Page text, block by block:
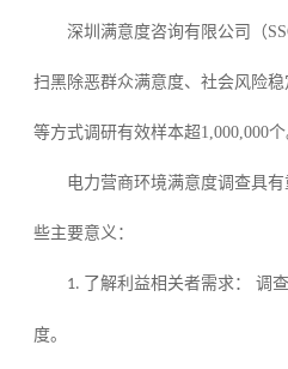
深圳满意度咨询有限公司（
扫黑除恶群众满意度、 社会风险
等方式调研有效样本超1,000,000个
电力营商环境满意度调查具
些主要意义：
1. 了解利益相关者需求： 调
度。